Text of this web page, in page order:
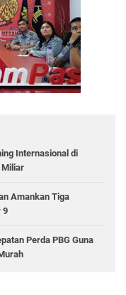
Internasional di
Miliar
Amankan Tiga
9
Perda PBG Guna